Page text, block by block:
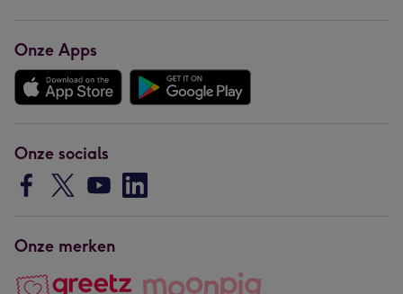
Onze Apps
Onze socials
Onze merken